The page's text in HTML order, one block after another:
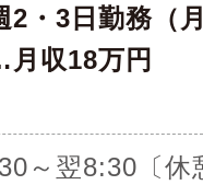
・3日勤務（
収18万円
～翌8:30〔休